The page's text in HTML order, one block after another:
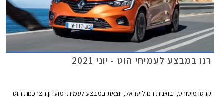
רנו במבצע לעמיתי הוט - יוני 2021
קרסו מוטורס, יבואנית רנו לישראל, יוצאת במבצע לעמיתי מועדון הצרכנות הוט